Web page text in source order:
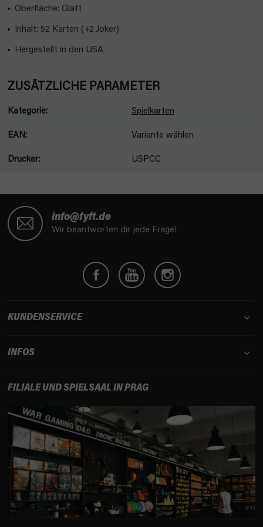
Oberfläche: Glatt
Inhalt: 52 Karten (+2 Joker)
Hergestellt in den USA
ZUSÄTZLICHE PARAMETER
Kategorie: Spielkarten
EAN: Variante wählen
Drucker: USPCC
info@fyft.de
Wir beantworten dir jede Frage!
KUNDENSERVICE
INFOS
FILIALE UND SPIELSAAL IN PRAG